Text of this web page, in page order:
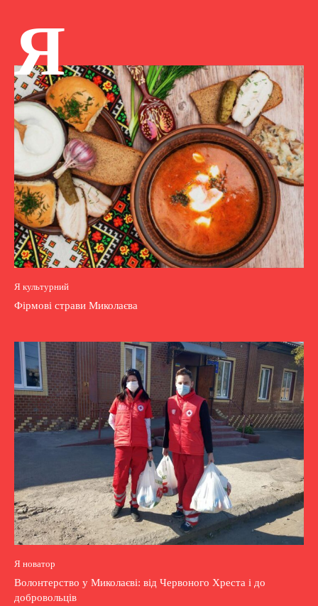
Я
Я культурний
Фірмові страви Миколаєва
Я новатор
Волонтерство у Миколаєві: від Червоного Хреста і до
добровольців